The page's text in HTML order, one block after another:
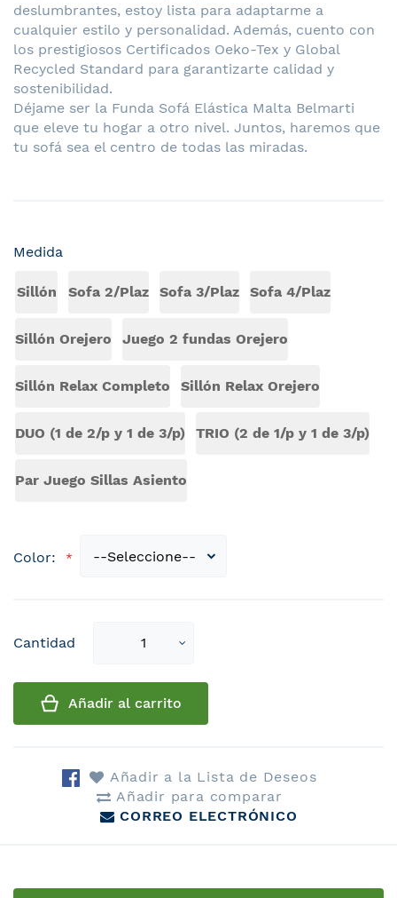
deslumbrantes, estoy lista para adaptarme a
cualquier estilo y personalidad. Además, cuento con
los prestigiosos Certificados Oeko-Tex y Global
Recycled Standard para garantizarte calidad y
sostenibilidad.
Déjame ser la Funda Sofá Elástica Malta Belmarti
que eleve tu hogar a otro nivel. Juntos, haremos que
tu sofá sea el centro de todas las miradas.
Medida
Sillón Sofa 2/Plaz Sofa 3/Plaz Sofa 4/Plaz
Sillón Orejero Juego 2 fundas Orejero
Sillón Relax Completo Sillón Relax Orejero
DUO (1 de 2/p y 1 de 3/p) TRIO (2 de 1/p y 1 de 3/p)
Par Juego Sillas Asiento
Color:
Cantidad
Select
Añadir al carrito
Añadir a la Lista de Deseos
Añadir para comparar
CORREO ELECTRÓNICO